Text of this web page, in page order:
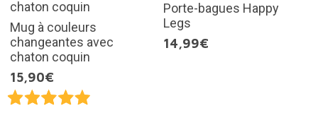
Mug à couleurs
changeantes avec
chaton coquin
15,90€
Porte-bagues Happy
Legs
14,99€